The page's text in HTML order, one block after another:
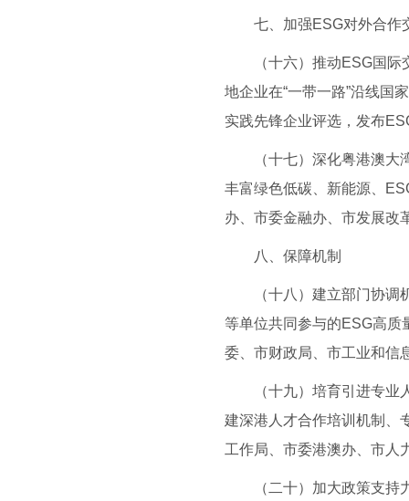
七、加强ESG对外合作
（十六）推动ESG国际交
地企业在“一带一路”沿线国
实践先锋企业评选，发布
（十七）深化粤港澳大湾
丰富绿色低碳、新能源、
办、市委金融办、市发展改
八、保障机制
（十八）建立部门协调机
等单位共同参与的ESG高质
委、市财政局、市工业和信
（十九）培育引进专业人
建深港人才合作培训机制、
工作局、市委港澳办、市人
（二十）加大政策支持力